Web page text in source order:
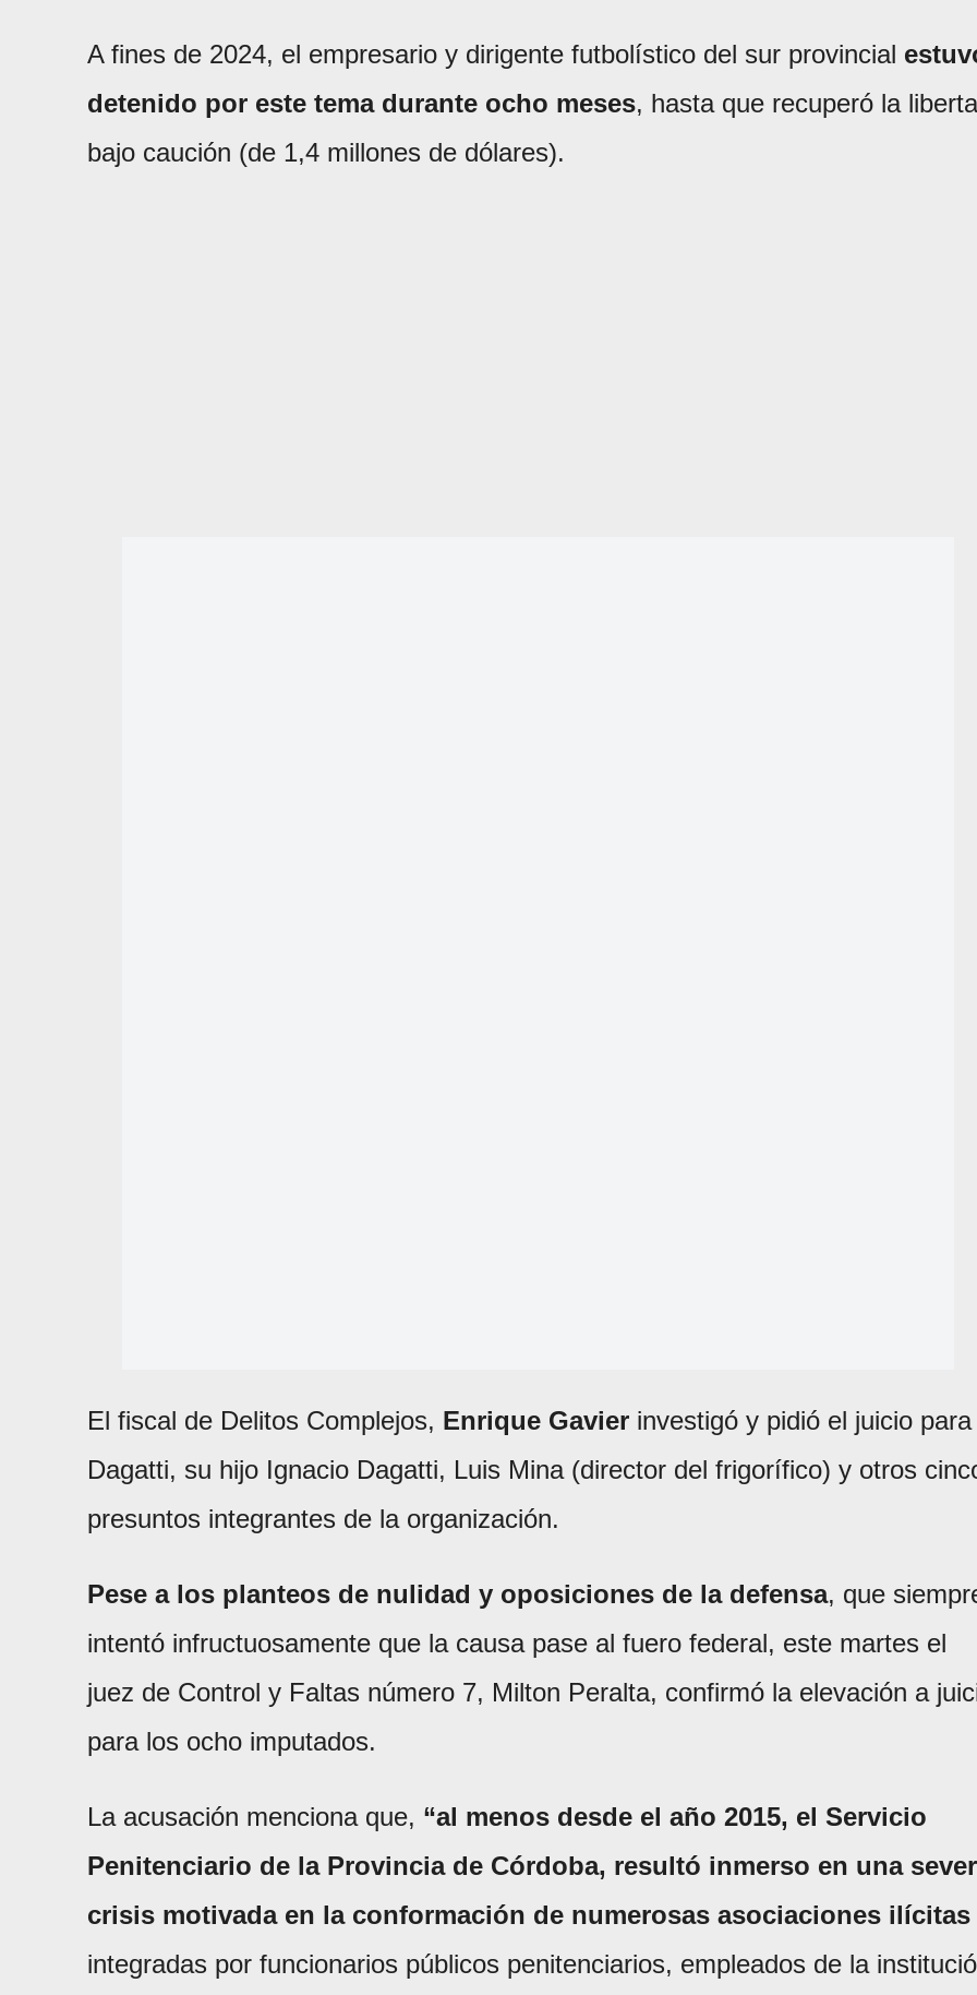
A fines de 2024, el empresario y dirigente futbolístico del sur provincial
detenido por este tema durante ocho meses, hasta que recuperó la
bajo caución (de 1,4 millones de dólares).
El fiscal de Delitos Complejos, Enrique Gavier investigó y pidió el juicio para
Dagatti, su hijo Ignacio Dagatti, Luis Mina (director del frigorífico) y otros
presuntos integrantes de la organización.
Pese a los planteos de nulidad y oposiciones de la defensa, que
intentó infructuosamente que la causa pase al fuero federal, este martes el
juez de Control y Faltas número 7, Milton Peralta, confirmó la elevación a
para los ocho imputados.
La acusación menciona que, “al menos desde el año 2015, el Servicio
Penitenciario de la Provincia de Córdoba, resultó inmerso en una
crisis motivada en la conformación de numerosas asociaciones ilícitas
integradas por funcionarios públicos penitenciarios, empleados de la